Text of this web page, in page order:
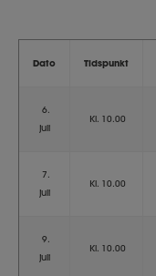
Dato Tidspunkt
6.
juli
Kl. 10.00
7.
juli
Kl. 10.00
9.
juli
Kl. 10.00